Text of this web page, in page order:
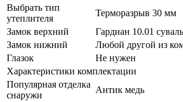
Выбрать тип
утеплителя
Терморазрыв 30 мм
Замок верхний
Гардиан 10.01
Замок нижний
Любой другой из
Глазок
Не нужен
Характеристики комплектации
Популярная отделка
снаружи
Антик медь